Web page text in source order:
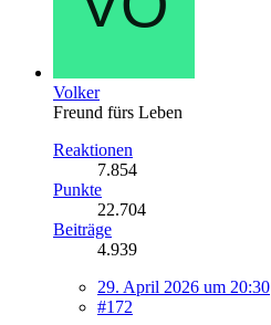
Volker
Freund fürs Leben
Reaktionen
7.854
Punkte
22.704
Beiträge
4.939
29. April 2026 um 20:30
#172